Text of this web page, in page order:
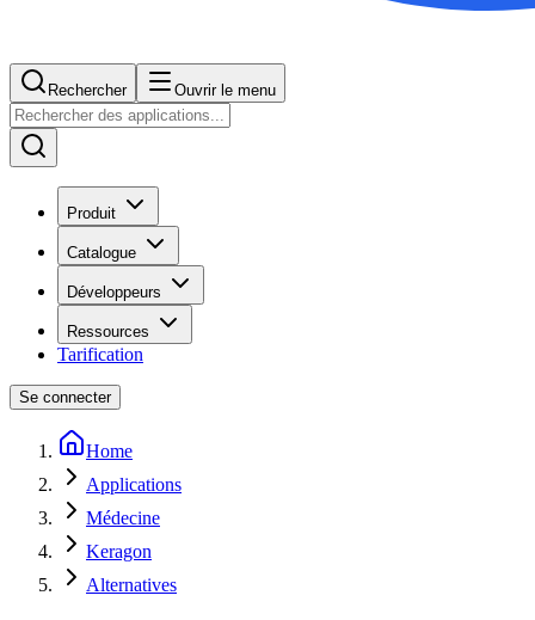
Rechercher Ouvrir le menu
Produit
Catalogue
Développeurs
Ressources
Tarification
Se connecter
Home
Applications
Médecine
Keragon
Alternatives